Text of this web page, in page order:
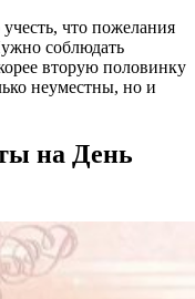
что пожелания
соблюдать
вторую половинку
неуместны, но и
на День